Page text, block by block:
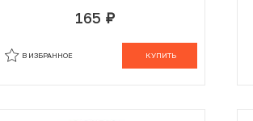
165 руб.
КУПИТЬ
В ИЗБРАННОЕ